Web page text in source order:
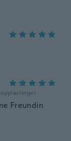
opplastinger
Freundin